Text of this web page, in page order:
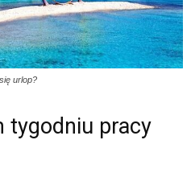
urlop?
tygodniu pracy